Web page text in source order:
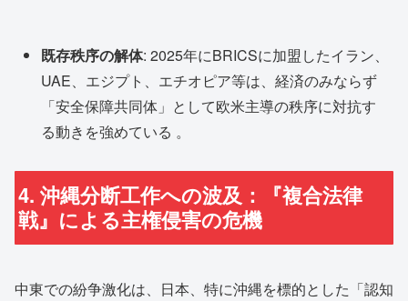
既存秩序の解体: 2025年にBRICSに加盟したイラン、
UAE、エジプト、エチオピア等は、経済のみならず
「安全保障共同体」として欧米主導の秩序に対抗す
る動きを強めている 。
4. 沖縄分断工作への波及：『複合法律
戦』による主権侵害の危機
中東での紛争激化は、日本、特に沖縄を標的とした「認知